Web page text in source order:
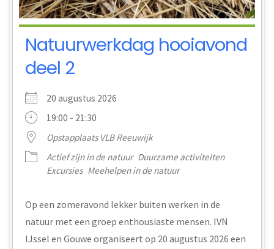
Natuurwerkdag hooiavond
deel 2
20 augustus 2026
19:00 - 21:30
Opstapplaats VLB Reeuwijk
Actief zijn in de natuur Duurzame activiteiten
Excursies Meehelpen in de natuur
Op een zomeravond lekker buiten werken in de
natuur met een groep enthousiaste mensen. IVN
IJssel en Gouwe organiseert op 20 augustus 2026 een